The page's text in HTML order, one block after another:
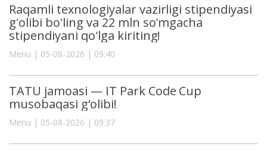
Raqamli texnologiyalar vazirligi stipendiyasi
gʻolibi boʻling va 22 mln soʻmgacha
stipendiyani qoʻlga kiriting!
Menu | 05-08-2026 | 09:40
TATU jamoasi — IT Park Code Cup
musobaqasi g‘olibi!
Menu | 05-08-2026 | 09:37